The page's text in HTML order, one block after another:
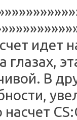
идет
глазах,
В
насчет